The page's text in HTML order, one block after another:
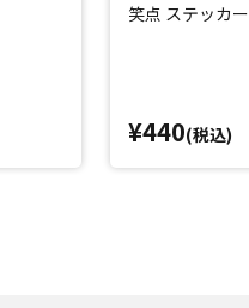
笑点 ステッカー
¥440(税込)